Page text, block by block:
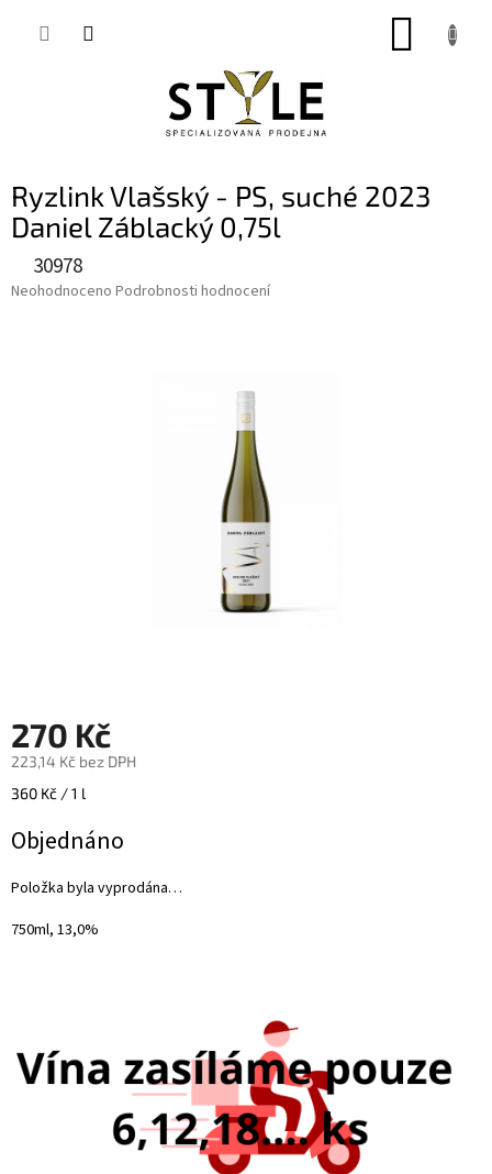
Ryzlink Vlašský - PS, suché 2023
Daniel Záblacký 0,75l
30978
Průměrné
Neohodnoceno Podrobnosti hodnocení
270 Kč
223,14 Kč bez DPH
Měrná
360 Kč / 1 l
Objednáno
Položka byla vyprodána…
750ml, 13,0%